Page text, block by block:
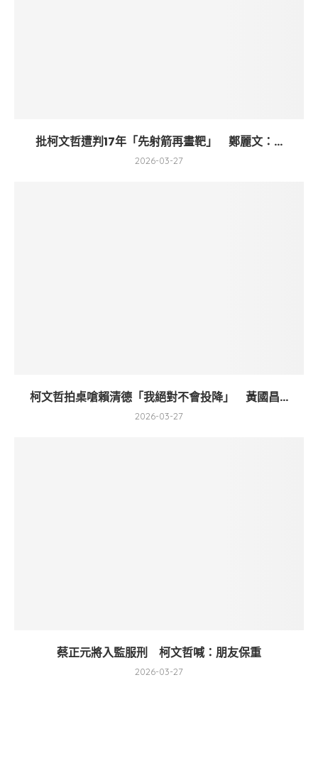
批柯文哲遭判17年「先射箭再畫靶」 鄭麗文：...
2026-03-27
柯文哲拍桌嗆賴清德「我絕對不會投降」 黃國昌...
2026-03-27
蔡正元將入監服刑 柯文哲喊：朋友保重
2026-03-27